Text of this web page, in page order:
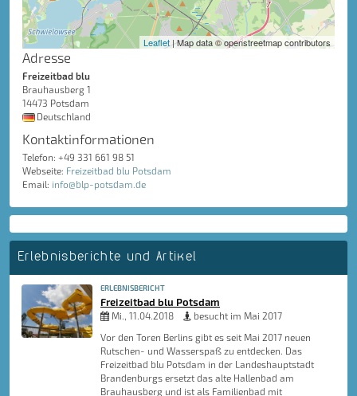
Leaflet| Map data © openstreetmap contributors
Adresse
Freizeitbad blu
Brauhausberg 1
14473 Potsdam
Deutschland
Kontaktinformationen
Telefon: +49 331 661 98 51
Webseite: Freizeitbad blu Potsdam
Email: info@blp-potsdam.de
Erlebnisberichte und Artikel
ERLEBNISBERICHT
Freizeitbad blu Potsdam
Mi., 11.04.2018
besucht im Mai 2017
Vor den Toren Berlins gibt es seit Mai 2017 neuen
Rutschen- und Wasserspaß zu entdecken. Das
Freizeitbad blu Potsdam in der Landeshauptstadt
Brandenburgs ersetzt das alte Hallenbad am
Brauhausberg und ist als Familienbad mit